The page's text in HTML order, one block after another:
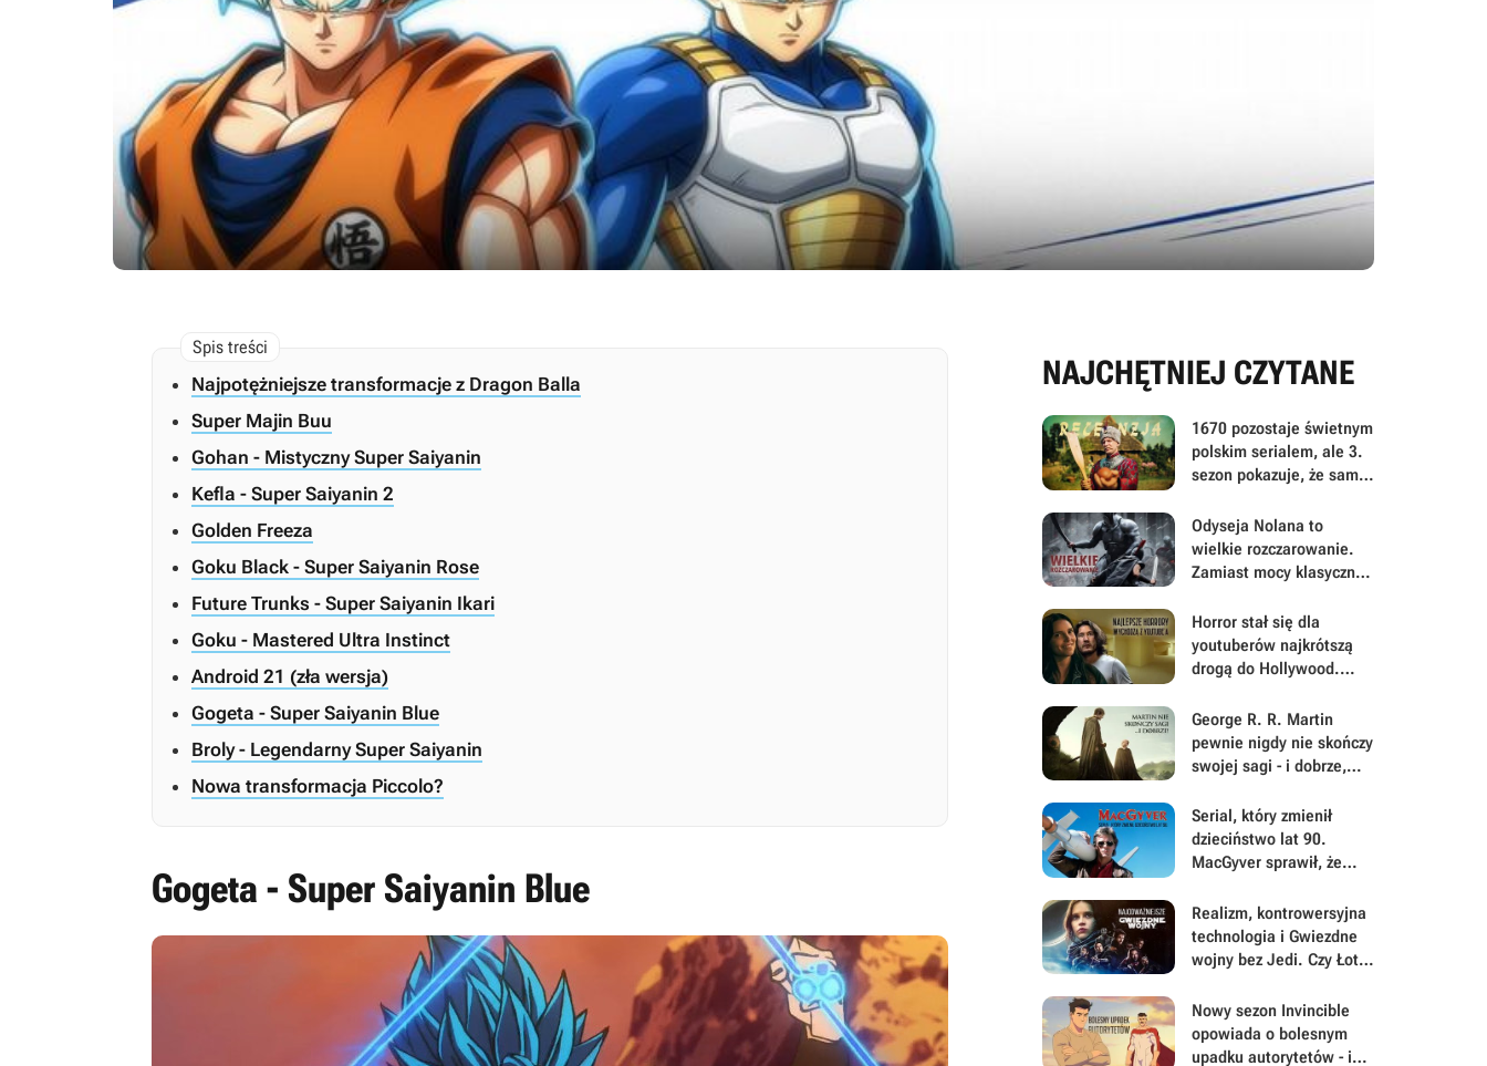
Najpotężniejsze transformacje z Dragon Balla
Super Majin Buu
Gohan - Mistyczny Super Saiyanin
Kefla - Super Saiyanin 2
Golden Freeza
Goku Black - Super Saiyanin Rose
Future Trunks - Super Saiyanin Ikari
Goku - Mastered Ultra Instinct
Android 21 (zła wersja)
Gogeta - Super Saiyanin Blue
Broly - Legendarny Super Saiyanin
Nowa transformacja Piccolo?
Gogeta - Super Saiyanin Blue
NAJCHĘTNIEJ CZYTANE
1670 pozostaje świetnym
polskim serialem, ale 3.
sezon pokazuje, że sama
Odyseja Nolana to
wielkie rozczarowanie.
Zamiast mocy klasycznej
postacie i brak emocji
Horror stał się dla
youtuberów najkrótszą
drogą do Hollywood.
pokazują, dlaczego
George R. R. Martin
pewnie nigdy nie skończy
swojej sagi - i dobrze,
Siedmiu Królestw
Serial, który zmienił
dzieciństwo lat 90.
MacGyver sprawił, że
scyzoryk i srebrną taśmę
Realizm, kontrowersyjna
technologia i Gwiezdne
wojny bez Jedi. Czy Łotr
filmem Disneya w
świecie Star Wars?
Nowy sezon Invincible
opowiada o bolesnym
upadku autorytetów - i